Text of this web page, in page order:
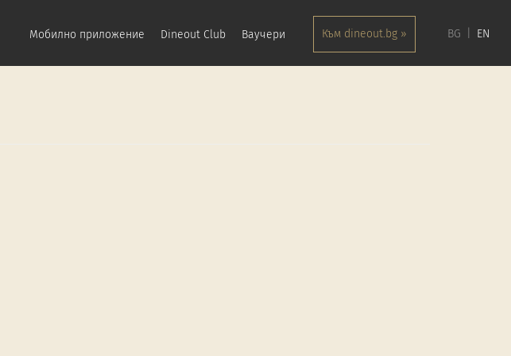
BG EN
Мобилно приложение Dineout Club Ваучери Към dineout.bg »